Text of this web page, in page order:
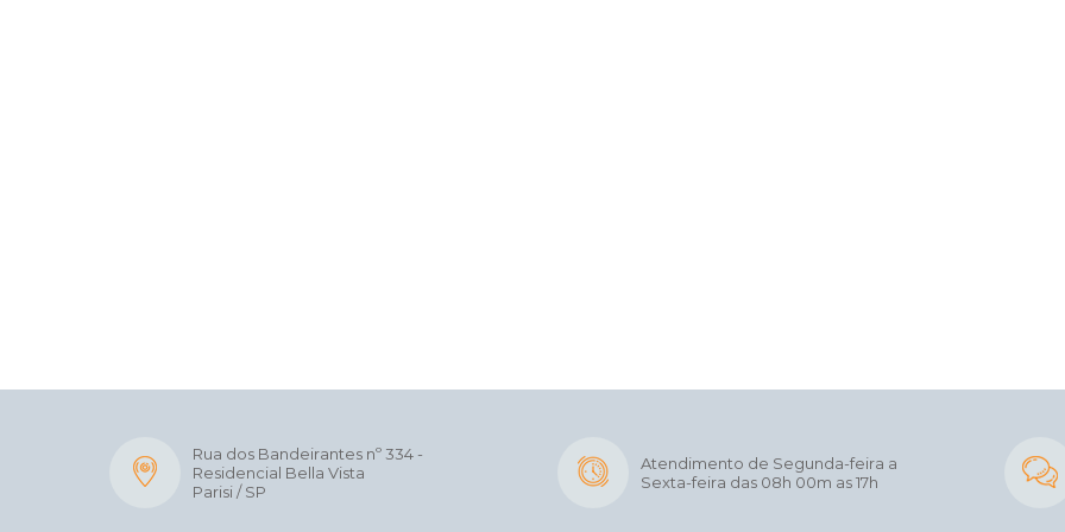
Rua dos Bandeirantes nº 334 -
Residencial Bella Vista
Parisi / SP
Atendimento de Segunda-feira a
Sexta-feira das 08h 00m as 17h